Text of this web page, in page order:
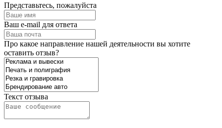
Представьтесь, пожалуйста
Ваш e-mail для ответа
Про какое направление нашей деятельности вы хотите
оставить отзыв?
Текст отзыва